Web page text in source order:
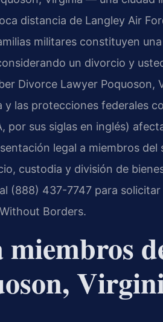
distancia de Langley Air
militares constituyen
un divorcio y
Divorce Lawyer Poquoson,
las protecciones federales
por sus siglas en inglés)
legal a miembros del
custodia y división de
(888) 437-7747 para
Borders.